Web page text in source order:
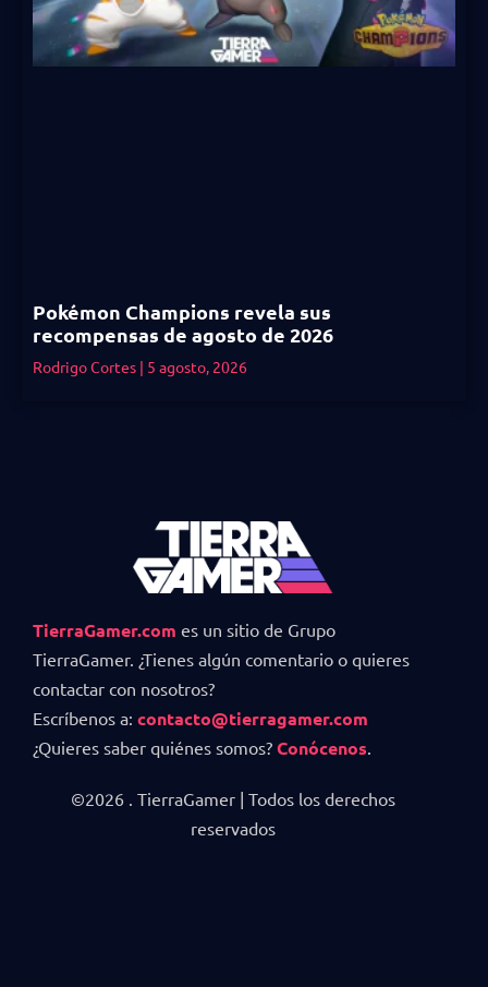
Pokémon Champions revela sus
recompensas de agosto de 2026
Rodrigo Cortes 5 agosto, 2026
TierraGamer.com es un sitio de Grupo
TierraGamer. ¿Tienes algún comentario o quieres
contactar con nosotros?
Escríbenos a: contacto@tierragamer.com
¿Quieres saber quiénes somos? Conócenos.
©2026 . TierraGamer | Todos los derechos
reservados